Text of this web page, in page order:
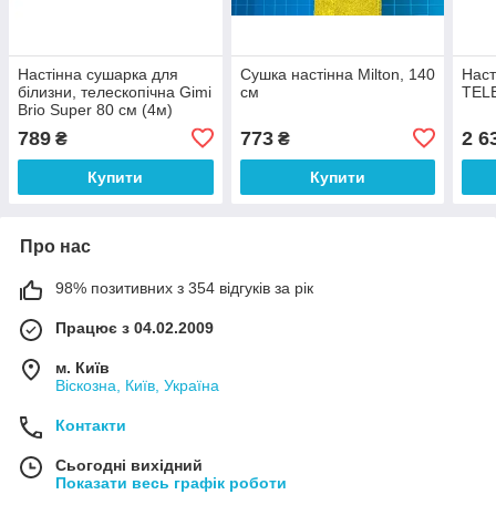
Настінна сушарка для
білизни, телескопічна Gimi
Brio Super 80 см (4м)
789 ₴
Купити
Сушка настінна Milton, 140
см
773₴
Купити
2
Про нас
98% позитивних з 354 відгуків за рік
Працює з 04.02.2009
м. Київ
Віскозна, Київ, Україна
Контакти
Сьогодні вихідний
Показати весь графік роботи